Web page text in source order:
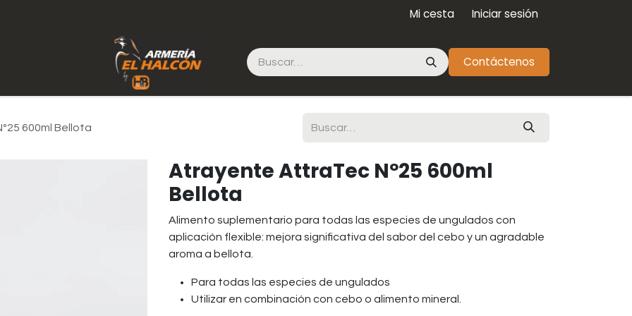
Mi cesta Iniciar sesión
Contáctenos
600ml Bellota
Atrayente AttraTec Nº25 600ml
Bellota
Alimento suplementario para todas las especies de ungulados con
aplicación flexible: mejora significativa del sabor del cebo y un agradable
aroma a bellota.
Para todas las especies de ungulados
Utilizar en combinación con cebo o alimento mineral.